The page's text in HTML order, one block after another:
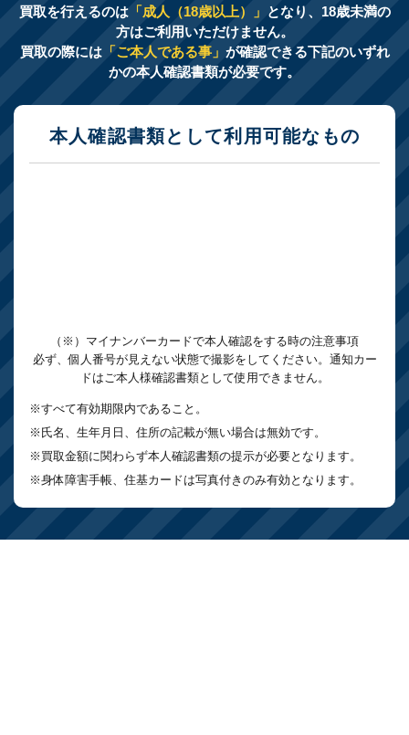
買取を行えるのは「成人（18歳以上）」 となり、18歳未満の
方はご利用いただけません。
買取の際には「ご本人である事」 が確認できる下記のいずれ
かの本人確認書類が必要です。
本人確認書類として利用可能なもの
（※）マイナンバーカードで本人確認をする時の注意事項
必ず、個人番号が見えない状態で撮影をしてください。通知カー
ドはご本人様確認書類として使用できません。
※すべて有効期限内であること。
※氏名、生年月日、住所の記載が無い場合は無効です。
※買取金額に関わらず本人確認書類の提示が必要となります。
※身体障害手帳、住基カードは写真付きのみ有効となります。